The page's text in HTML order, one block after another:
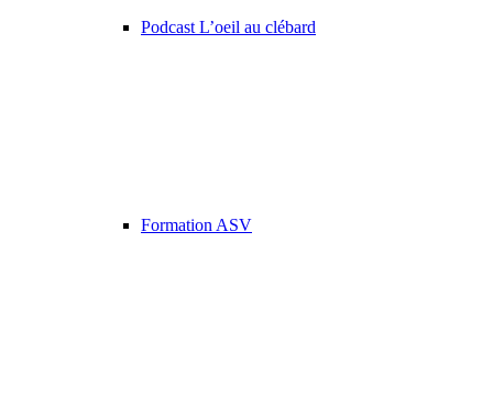
Podcast L’oeil au clébard
Formation ASV